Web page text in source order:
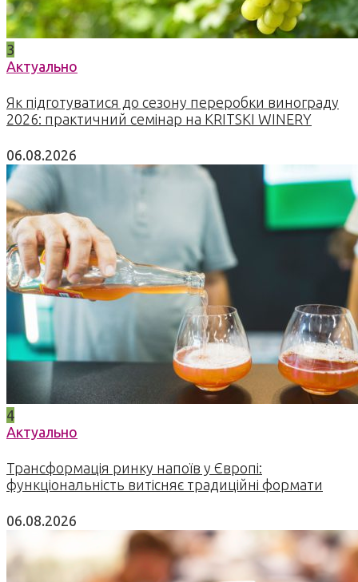
3
Актуально
Як підготуватися до сезону переробки винограду
2026: практичний семінар на KRITSKI WINERY
06.08.2026
4
Актуально
Трансформація ринку напоїв у Європі:
функціональність витісняє традиційні формати
06.08.2026